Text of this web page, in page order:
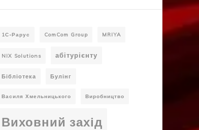
1С-Рарус ComCom Group MRIYA
NIX Solutions абітурієнту
Бібліотека Булінг
Василя Хмельницького Виробництво
Виховний захід